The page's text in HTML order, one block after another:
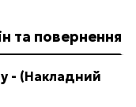
та повернення
- (Накладний